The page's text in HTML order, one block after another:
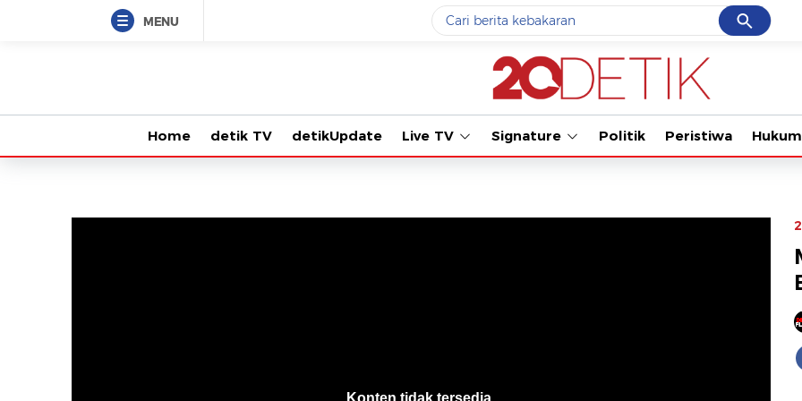
MENU Cancel
Yang sedang ramai dicari
data live draw sgp
#3prabowo
#5gempa hari ini
Home detik TV detikUpdate Live TV Signature Politik Peristiwa Hukum
Konten tidak tersedia